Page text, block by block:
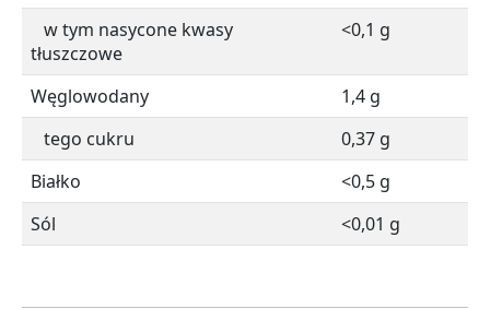
w tym nasycone kwasy
tłuszczowe
<0,1 g
Węglowodany
1,4 g
tego cukru
0,37 g
Białko
<0,5 g
Sól
<0,01 g